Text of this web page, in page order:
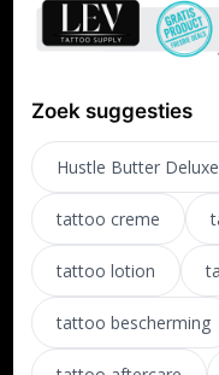
Zoek suggesties
Hustle Butter
tattoo creme
tattoo lotion
tattoo bescherming